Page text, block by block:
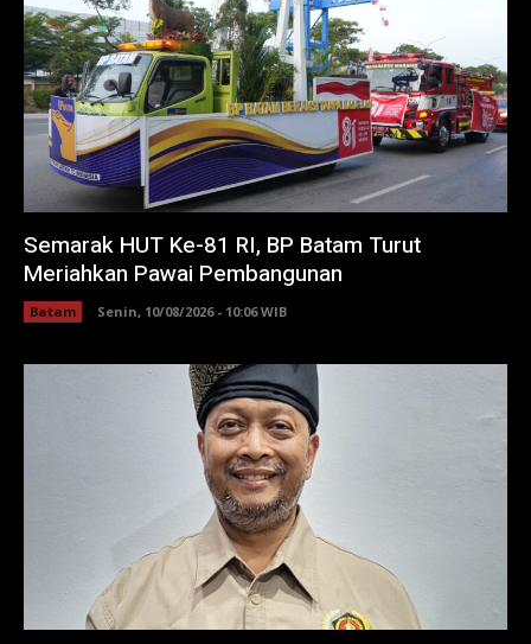
Semarak HUT Ke-81 RI, BP Batam Turut
Meriahkan Pawai Pembangunan
Batam Senin, 10/08/2026 - 10:06 WIB